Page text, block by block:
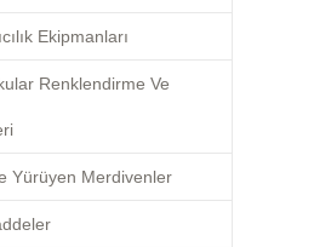
Ekipmanları
Renklendirme Ve
Yürüyen Merdivenler